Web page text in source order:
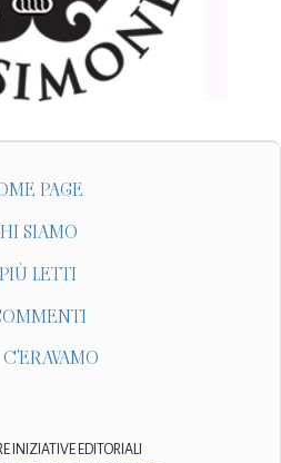
PAGE
SIAMO
LETTI
INIZIATIVE EDITORIALI